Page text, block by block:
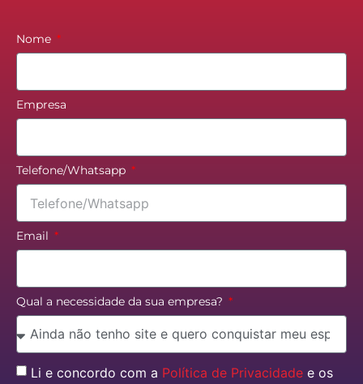
Nome
Empresa
Telefone/Whatsapp
Email
Qual a necessidade da sua empresa?
Li e concordo com a Política de Privacidade e os